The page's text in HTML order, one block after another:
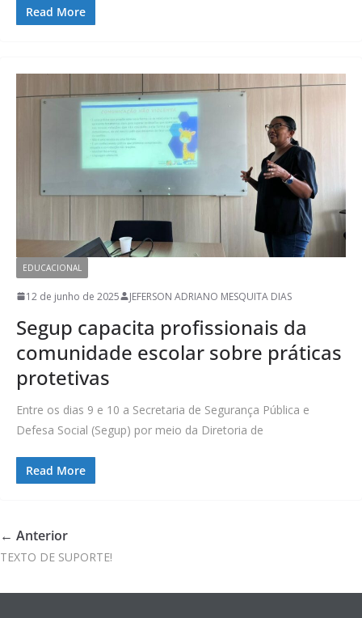
Read More
EDUCACIONAL
12 de junho de 2025 JEFERSON ADRIANO MESQUITA DIAS
Segup capacita profissionais da
comunidade escolar sobre práticas
protetivas
Entre os dias 9 e 10 a Secretaria de Segurança Pública e
Defesa Social (Segup) por meio da Diretoria de
Read More
← Anterior
TEXTO DE SUPORTE!